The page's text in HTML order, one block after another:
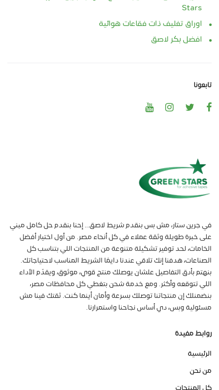
Stars
اوراق تغليف ذات فقاعات هوائية
افضل بكر لاصق
تابعونا
في جرين ستار، مش بس بنقدم شريط لاصق… إحنا بنقدم حل كامل مبني
على خبرة طويلة وثقة عملاء في كل أنحاء مصر. من أول اختيار أفضل
الخامات، لحد توفير تشكيلة متنوعة من المنتجات اللي بتناسب كل
الصناعات، هدفنا إنك تلاقي عندنا دايمًا الشريط المناسب لاحتياجاتك.
بنهتم بأدق التفاصيل علشان يوصلك منتج قوي، موثوق، ويقدّم الأداء
اللي تتوقعه وأكثر. ومع خدمة شحن بتغطي كل محافظات مصر،
بنضمنلك إن منتجاتنا توصلك بسرعة وأمان أينما كنت. ثقتك فينا مش
مسئولية وبس، دي أساس نجاحنا واستمرارنا.
روابط مفيدة
الرئيسية
من نحن
كل المنتجات